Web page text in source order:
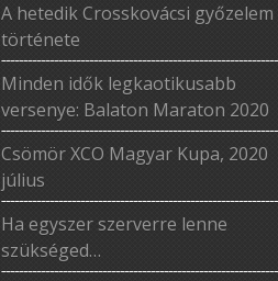
A hetedik Crosskovácsi győzelem
története
Minden idők legkaotikusabb
versenye: Balaton Maraton 2020
Csömör XCO Magyar Kupa, 2020
július
Ha egyszer szerverre lenne
szükséged…